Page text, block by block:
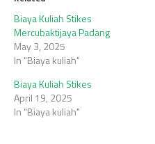
Biaya Kuliah Stikes
Mercubaktijaya Padang
May 3, 2025
In "Biaya kuliah"
Biaya Kuliah Stikes
April 19, 2025
In "Biaya kuliah"